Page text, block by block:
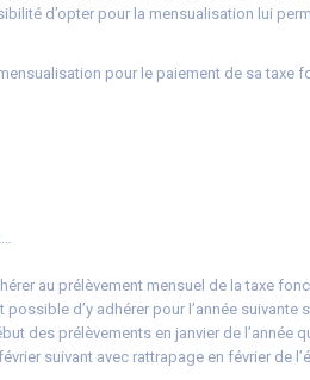
d’opter pour la mensualisation lui
pour le paiement de sa taxe
au prélèvement mensuel de la taxe
d’y adhérer pour l’année suivante
des prélèvements en janvier de l’année
suivant avec rattrapage en février de